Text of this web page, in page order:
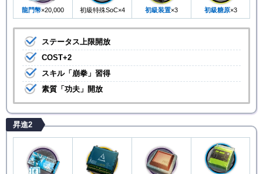
龍門幣×20,000 初級特殊SoC×4 初級装置×3 初級糖原×3
ステータス上限開放
COST+2
スキル「崩拳」習得
素質「功夫」開放
昇進2